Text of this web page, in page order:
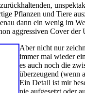
Pflanzen und Tiere
dann ein wenig im
aggressiven Cover
Aber nicht nur
immer mal wieder
es auch noch die
überzeugend (wenn
Ein Detail ist mir
nie aufgesetzt oder